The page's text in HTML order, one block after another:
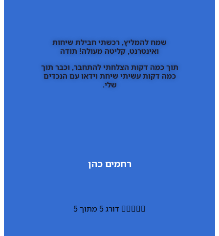
שמח להמליץ, רכשתי חבילת שיחות
ואינטרנט, קליטה מעולה! תודה
תוך כמה דקות הצלחתי להתחבר, וכבר תוך
כמה דקות עשיתי שיחת וידאו עם הנכדים
שלי.
רחמים כהן
 דורג 5 מתוך 5